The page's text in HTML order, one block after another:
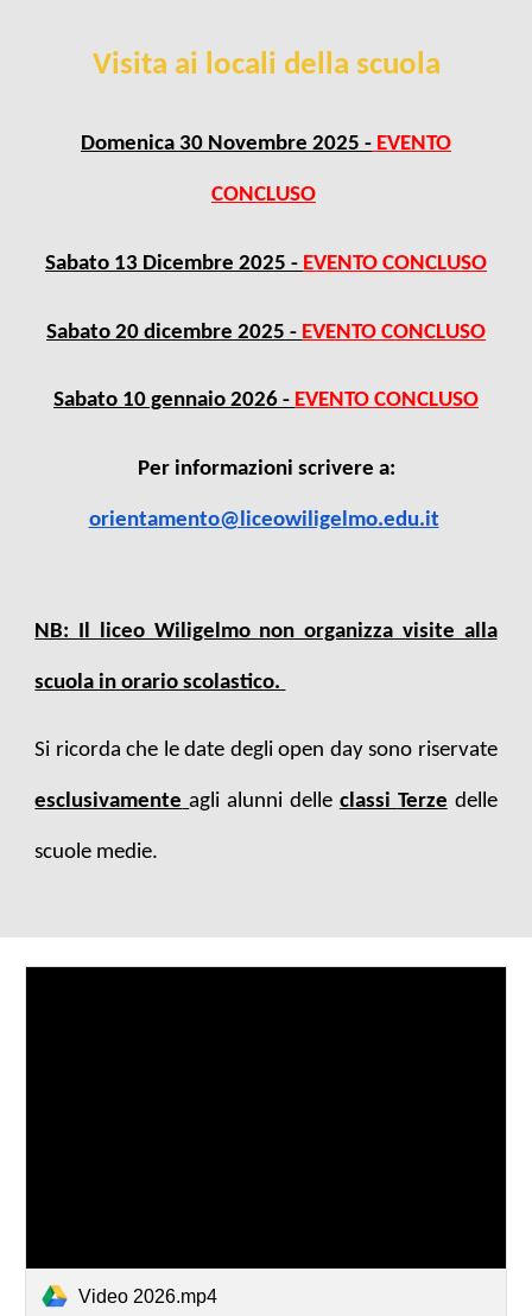
Visita ai locali della scuola
Domenica 30 Novembre 2025 - EVENTO
CONCLUSO
Sabato 13 Dicembre 2025 - EVENTO CONCLUSO
Sabato 20 dicembre 2025 - EVENTO CONCLUSO
Sabato 10 gennaio 2026 - EVENTO CONCLUSO
Per informazioni scrivere a:
orientamento@liceowiligelmo.edu.it
NB: Il liceo Wiligelmo non organizza visite alla
scuola in orario scolastico.
Si ricorda che le date degli open day sono riservate
esclusivamente agli alunni delle classi Terze delle
scuole medie.
Video 2026.mp4